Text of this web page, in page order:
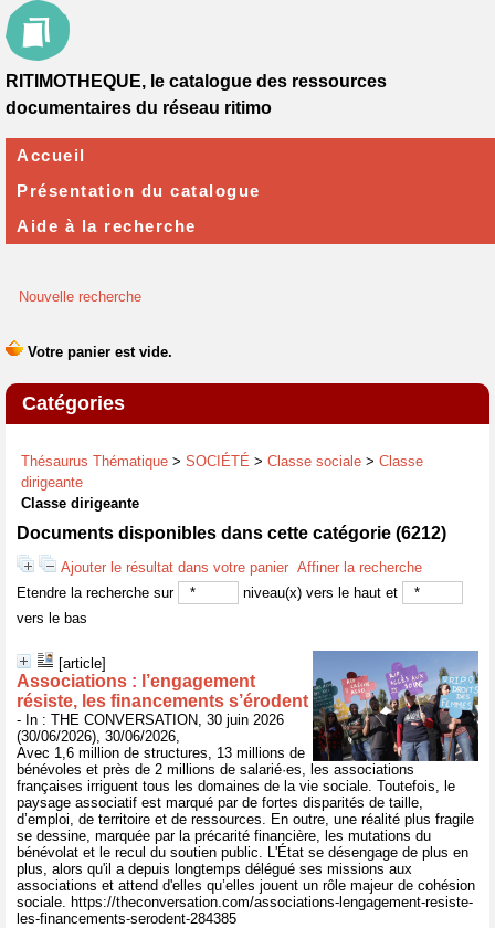
Nouvelle recherche
Catégories
Thésaurus Thématique > SOCIÉTÉ > Classe sociale > Classe
dirigeante
Classe dirigeante
Documents disponibles dans cette catégorie (6212)
Ajouter le résultat dans votre panier Affiner la recherche
Etendre la recherche sur
niveau(x) vers le haut et
vers le bas
[article]
Associations : l’engagement
résiste, les financements s’érodent
- In : THE CONVERSATION, 30 juin 2026
(30/06/2026), 30/06/2026,
Avec 1,6 million de structures, 13 millions de
bénévoles et près de 2 millions de salarié·es, les associations
françaises irriguent tous les domaines de la vie sociale. Toutefois, le
paysage associatif est marqué par de fortes disparités de taille,
d’emploi, de territoire et de ressources. En outre, une réalité plus fragile
se dessine, marquée par la précarité financière, les mutations du
bénévolat et le recul du soutien public. L'État se désengage de plus en
plus, alors qu'il a depuis longtemps délégué ses missions aux
associations et attend d'elles qu’elles jouent un rôle majeur de cohésion
sociale. https://theconversation.com/associations-lengagement-resiste-
les-financements-serodent-284385
RITIMOTHEQUE, le catalogue des ressources
documentaires du réseau ritimo
Accueil
Présentation du catalogue
Aide à la recherche